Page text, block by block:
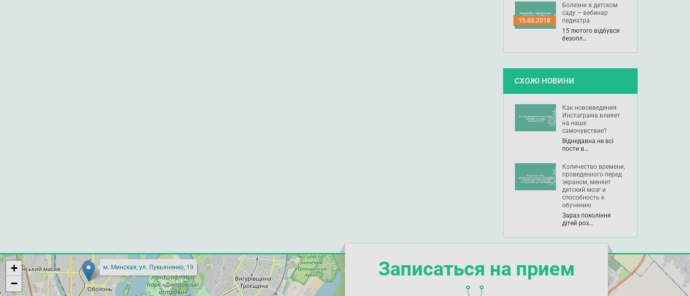
15.02.2018
Болезни в детском
саду — вебинар
педиатра
15 лютого відбувся
безопл…
СХОЖІ НОВИНИ
Как нововведения
Инстаграма влияет
на наше
самочувствие?
Віднедавна не всі
пости в…
Количество времени,
проведенного перед
экраном, меняет
детский мозг и
способность к
обучению
Зараз покоління
дітей роз…
Записаться на прием
м. Минская, ул. Лукьяненко, 19
+
−